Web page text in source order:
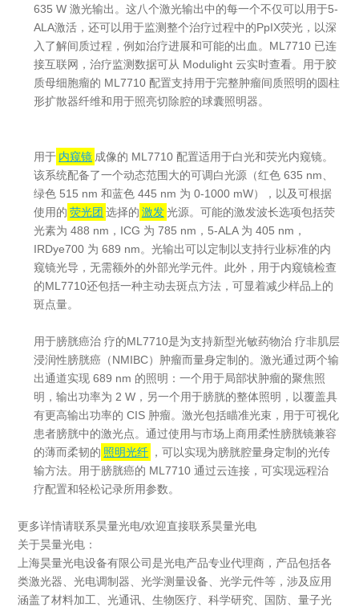
635 W 激光输出。这八个激光输出中的每一个不仅可以用于5-
ALA激活，还可以用于监测整个治疗过程中的PpIX荧光，以深
入了解间质过程，例如治疗进展和可能的出血。ML7710 已连
接互联网，治疗监测数据可从 Modulight 云实时查看。用于胶
质母细胞瘤的 ML7710 配置支持用于完整肿瘤间质照明的圆柱
形扩散器纤维和用于照亮切除腔的球囊照明器。
用于 内窥镜 成像的 ML7710 配置适用于白光和荧光内窥镜。
该系统配备了一个动态范围大的可调白光源（红色 635 nm、
绿色 515 nm 和蓝色 445 nm 为 0-1000 mW），以及可根据
使用的 荧光团 选择的 激发 光源。可能的激发波长选项包括荧
光素为 488 nm，ICG 为 785 nm，5-ALA 为 405 nm，
IRDye700 为 689 nm。光输出可以定制以支持行业标准的内
窥镜光导，无需额外的外部光学元件。此外，用于内窥镜检查
的ML7710还包括一种主动去斑点方法，可显着减少样品上的
斑点量。
用于膀胱癌治 疗的ML7710是为支持新型光敏药物治 疗非肌层
浸润性膀胱癌（NMIBC）肿瘤而量身定制的。激光通过两个输
出通道实现 689 nm 的照明：一个用于局部状肿瘤的聚焦照
明，输出功率为 2 W，另一个用于膀胱的整体照明，以覆盖具
有更高输出功率的 CIS 肿瘤。激光包括瞄准光束，用于可视化
患者膀胱中的激光点。通过使用与市场上商用柔性膀胱镜兼容
的薄而柔韧的 照明光纤 ，可以实现为膀胱腔量身定制的光传
输方法。用于膀胱癌的 ML7710 通过云连接，可实现远程治
疗配置和轻松记录所用参数。
更多详情请联系昊量光电/欢迎直接联系昊量光电
关于昊量光电：
上海昊量光电设备有限公司是光电产品专业代理商，产品包括各
类激光器、光电调制器、光学测量设备、光学元件等，涉及应用
涵盖了材料加工、光通讯、生物医疗、科学研究、国防、量子光